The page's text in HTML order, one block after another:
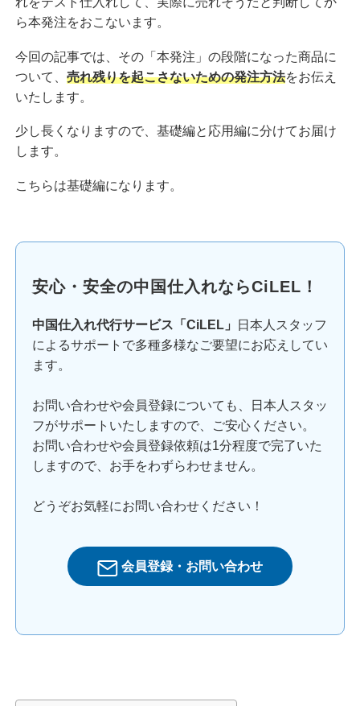
ら本発注をおこないます。
今回の記事では、その「本発注」の段階になった商品に
ついて、 売れ残りを起こさないための発注方法をお伝え
いたします。
少し長くなりますので、基礎編と応用編に分けてお届け
します。
こちらは基礎編になります。
安心・安全の中国仕入れならCiLEL！
中国仕入れ代行サービス「CiLEL」
日本人スタッフ
によるサポートで多種多様なご要望にお応えしてい
ます。
お問い合わせや会員登録についても、日本人スタッ
フがサポートいたしますので、ご安心ください。
お問い合わせや会員登録依頼は1分程度で完了いた
しますので、お手をわずらわせません。
どうぞお気軽にお問い合わせください！
会員登録・お問い合わせ